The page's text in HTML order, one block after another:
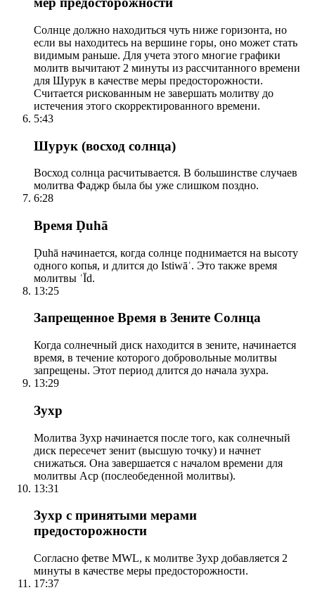
Солнце должно находиться чуть ниже горизонта, но
если вы находитесь на вершине горы, оно может стать
видимым раньше. Для учета этого многие графики
молитв вычитают 2 минуты из рассчитанного времени
для Шурук в качестве меры предосторожности.
Считается рискованным не завершать молитву до
истечения этого скорректированного времени.
5:43
Шурук (восход солнца)
Восход солнца расчитывается. В большинстве случаев
молитва Фаджр была бы уже слишком поздно.
6:28
Время Ḍuhā
Ḍuhā начинается, когда солнце поднимается на высоту
одного копья, и длится до Istiwāʾ. Это также время
молитвы ʿĪd.
13:25
Запрещенное Время в Зените Солнца
Когда солнечный диск находится в зените, начинается
время, в течение которого добровольные молитвы
запрещены. Этот период длится до начала зухра.
13:29
Зухр
Молитва Зухр начинается после того, как солнечный
диск пересечет зенит (высшую точку) и начнет
снижаться. Она завершается с началом времени для
молитвы Аср (послеобеденной молитвы).
13:31
Зухр с принятыми мерами
предосторожности
Согласно фетве MWL, к молитве Зухр добавляется 2
минуты в качестве меры предосторожности.
17:37